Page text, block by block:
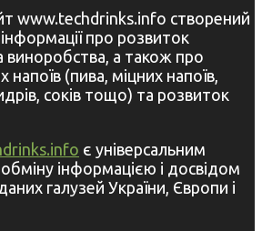
www.techdrinks.info створений
про розвиток
виноробства, а також про
(пива, міцних напоїв,
соків тощо) та розвиток
є універсальним
інформацією і досвідом
галузей України, Європи і